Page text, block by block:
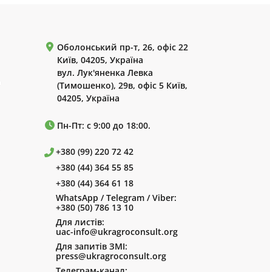
Оболонський пр-т, 26, офіс 22
Київ, 04205, Україна
вул. Лук'яненка Левка
(Тимошенко), 29в, офіс 5 Київ,
04205, Україна
Пн-Пт: с 9:00 до 18:00.
+380 (99) 220 72 42
+380 (44) 364 55 85
+380 (44) 364 61 18
WhatsApp / Telegram / Viber:
+380 (50) 786 13 10
Для листів:
uac-info@ukragroconsult.org
Для запитів ЗМІ:
press@ukragroconsult.org